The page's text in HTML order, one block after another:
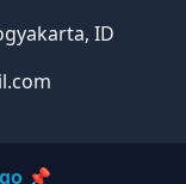
ID
📌